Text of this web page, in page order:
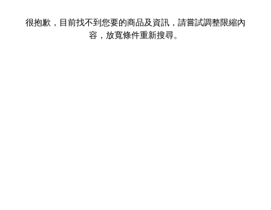
很抱歉，目前找不到您要的商品及資訊，請嘗試調整限縮內
容，放寬條件重新搜尋。